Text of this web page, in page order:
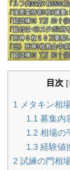
目次 [
1 メタキン相
1.1募集内
1.2相場の
1.3経験値
2 試練の門相